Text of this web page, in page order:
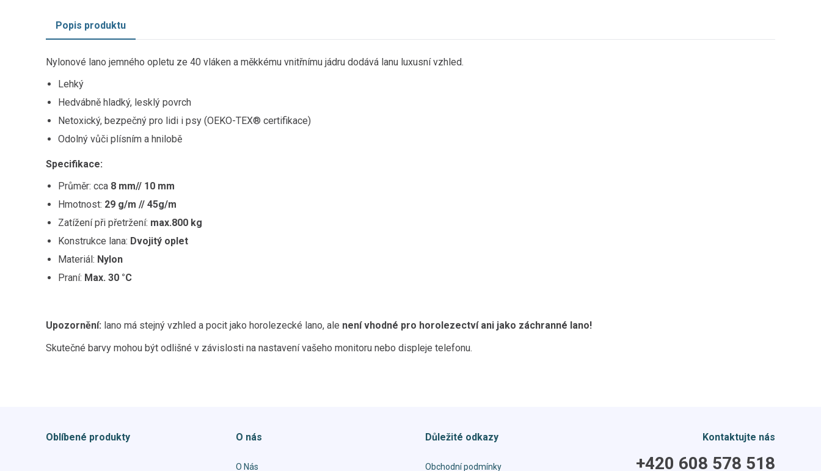
Popis produktu
Nylonové lano jemného opletu ze 40 vláken a měkkému vnitřnímu jádru dodává lanu luxusní vzhled.
Lehký
Hedvábně hladký, lesklý povrch
Netoxický, bezpečný pro lidi i psy (OEKO-TEX® certifikace)
Odolný vůči plísním a hnilobě
Specifikace:
Průměr: cca 8 mm// 10 mm
Hmotnost: 29 g/m // 45g/m
Zatížení při přetržení: max.800 kg
Konstrukce lana: Dvojitý oplet
Materiál: Nylon
Praní: Max. 30 °C
Upozornění: lano má stejný vzhled a pocit jako horolezecké lano, ale není vhodné pro horolezectví ani jako záchranné lano!
Skutečné barvy mohou být odlišné v závislosti na nastavení vašeho monitoru nebo displeje telefonu.
Oblíbené produkty O nás
O Nás
Důležité odkazy
Obchodní podmínky
Kontaktujte nás
+420 608 578 518